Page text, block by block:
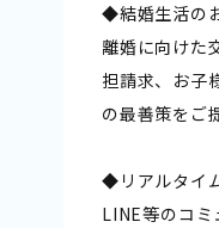
◆結婚生活の
離婚に向けた
担請求、お子
の最善策をご
◆リアルタイ
LINE等のコ